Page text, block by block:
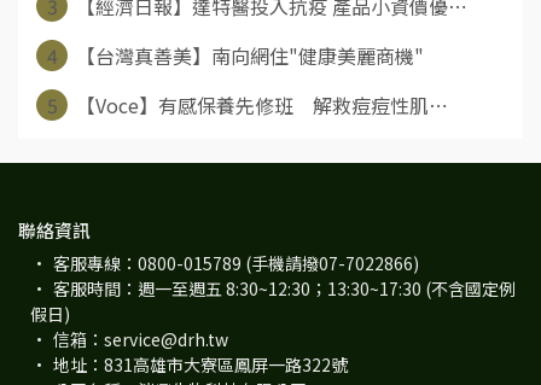
3
【經濟日報】達特醫投入抗疫 產品小資價優⋯
4
【台灣真善美】南向網住"健康美麗商機"
5
【Voce】有感保養先修班 解救痘痘性肌⋯
聯絡資訊
客服專線：0800-015789 (手機請撥07-7022866)
客服時間：週一至週五 8:30~12:30；13:30~17:30 (不含國定例
假日)
信箱：service@drh.tw
地址：831高雄市大寮區鳳屏一路322號